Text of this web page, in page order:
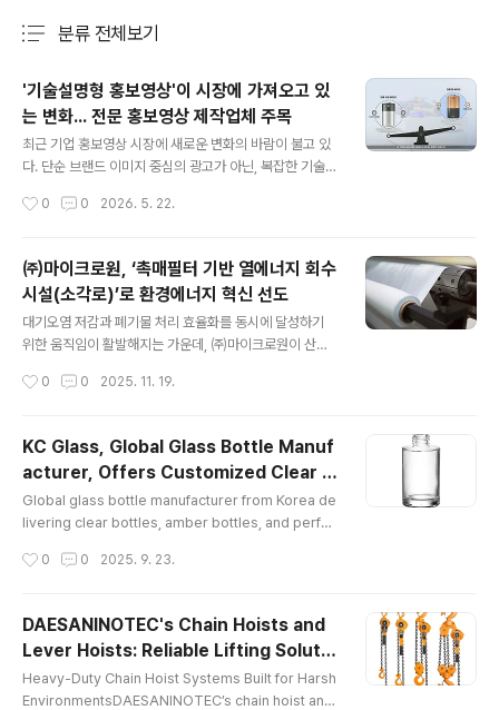
분류 전체보기
'기술설명형 홍보영상'이 시장에 가져오고 있
는 변화... 전문 홍보영상 제작업체 주목
최근 기업 홍보영상 시장에 새로운 변화의 바람이 불고 있
다. 단순 브랜드 이미지 중심의 광고가 아닌, 복잡한 기술
'기술설명형 콘텐츠'로 트렌드가 이동한 것이다. 특히 전문
로 전달해야 하는 제조·IT·바이오·공공기관 등 기술 기반 산
업군에서 이러한 변화가 뚜렷하게 나타나고 있다. 최근 업
계 동향을 보면 기업들이 투자유치(IR), 해외 바이어 상담,
정부지원사업 발표, 산업 전시회 등 다양한 비즈니스 현장
에서 자사의 기술력과 제품 경쟁력을 명확하게 설명하는
반 사업의 경우, 비전문가인 이해관계자 입장에서는 일반
0 0 2026. 5. 22.
㈜마이크로원, ‘촉매필터 기반 열에너지 회수
시설(소각로)’로 환경에너지 혁신 선도
대기오염 저감과 폐기물 처리 효율화를 동시에 달성하기
위한 움직임이 활발해지는 가운데, ㈜마이크로원이 산업
환경에너지 솔루션’을 강화하고 있다. 2006년 설립된 (주)
에서 EPC(Engineering, Procurement, Constructio
n) 전문기업으로 성장해왔다. ‘미세한 분진 하나라도 놓치
지 않는다’는 창립 철학 아래, 대기환경 개선과 에너지 절감
을 동시에 구현하는 설비 개발에 주력하고 있다. 특히, 대기
환경에너지 산업의 핵심 인프라로 평가받고 있다. 마이크
0 0 2025. 11. 19.
KC Glass, Global Glass Bottle Manuf
acturer, Offers Customized Clear B
ottles and Perfume Glass Packages
for International Partners
Global glass bottle manufacturer from Korea de
livering clear bottles, amber bottles, and perfu
euticals KC Glass & Materials Co., Ltd., a premie
ty glass packaging solutions for clients across
pharmaceuticals, cosmetics, food, and lifestyle
brands worldwide. A..
0 0 2025. 9. 23.
DAESANINOTEC's Chain Hoists and
Lever Hoists: Reliable Lifting Solutio
ns for Demanding Worksites
Heavy-Duty Chain Hoist Systems Built for Harsh
EnvironmentsDAESANINOTEC’s chain hoist and